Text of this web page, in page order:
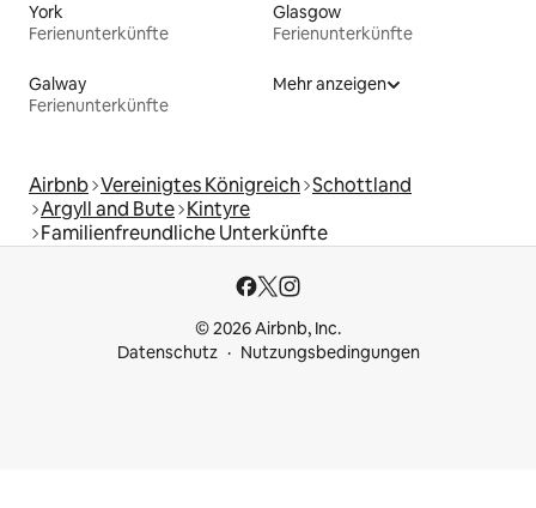
York
Ferienunterkünfte
Glasgow
Ferienunterkünfte
Galway
Ferienunterkünfte
Mehr anzeigen
Airbnb Vereinigtes Königreich Schottland
Argyll and Bute Kintyre
Familienfreundliche Unterkünfte
© 2026 Airbnb, Inc.
Datenschutz
Nutzungsbedingungen